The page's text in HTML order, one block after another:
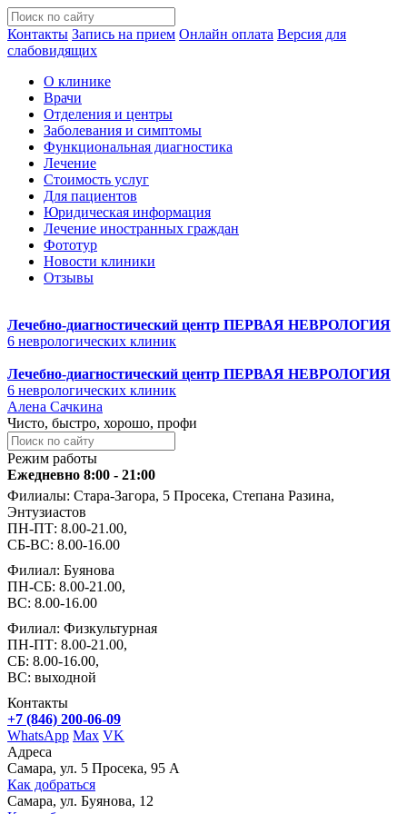
Контакты Запись на прием Онлайн оплата Версия для
слабовидящих
О клинике
Врачи
Отделения и центры
Заболевания и симптомы
Функциональная диагностика
Лечение
Стоимость услуг
Для пациентов
Юридическая информация
Лечение иностранных граждан
Фототур
Новости клиники
Отзывы
Лечебно-диагностический центр ПЕРВАЯ НЕВРОЛОГИЯ
6 неврологических клиник
Лечебно-диагностический центр ПЕРВАЯ НЕВРОЛОГИЯ
6 неврологических клиник
Алена Сачкина
Чисто, быстро, хорошо, профи
Режим работы
Ежедневно 8:00 - 21:00
Филиалы: Стара-Загора, 5 Просека, Степана Разина,
Энтузиастов
ПН-ПТ: 8.00-21.00,
СБ-ВС: 8.00-16.00
Филиал: Буянова
ПН-СБ: 8.00-21.00,
ВС: 8.00-16.00
Филиал: Физкультурная
ПН-ПТ: 8.00-21.00,
СБ: 8.00-16.00,
ВС: выходной
Контакты
+7 (846) 200-06-09
WhatsApp Max VK
Адреса
Самара, ул. 5 Просека, 95 А
Как добраться
Самара, ул. Буянова, 12